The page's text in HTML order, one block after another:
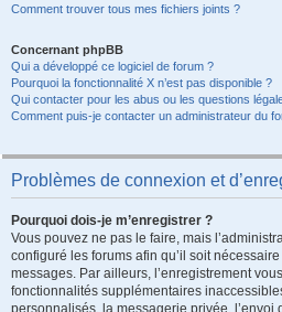
Comment trouver tous mes fichiers joints ?
Concernant phpBB
Qui a développé ce logiciel de forum ?
Pourquoi la fonctionnalité X n’est pas disponible ?
Qui contacter pour les abus ou les questions
Comment puis-je contacter un administrateur du
Problèmes de connexion et
Pourquoi dois-je m’enregistrer ?
Vous pouvez ne pas le faire, mais
configuré les forums afin qu’il soit
messages. Par ailleurs, l’enregistrement
fonctionnalités supplémentaires
personnalisés, la messagerie privée, l’envoi